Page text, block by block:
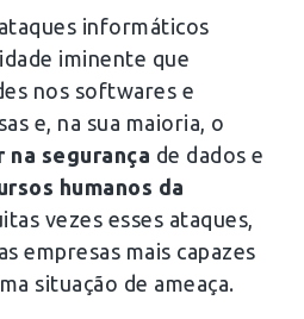
informáticos
iminente que
nos softwares e
e, na sua maioria, o
na segurança de dados e
humanos da
vezes esses ataques,
empresas mais capazes
situação de ameaça.